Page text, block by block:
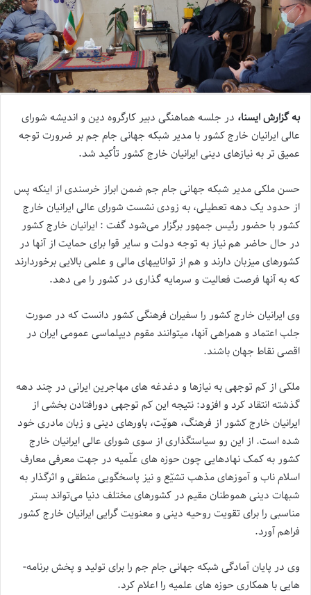
به گزارش ایسنا، در جلسه هماهنگی دبیر کارگروه دین و اندیشه شورای
عالی ایرانیان خارج کشور با مدیر شبکه جهانی جام­ جم بر ضرورت توجه
عمیق­ تر به نیازهای دینی ایرانیان خارج کشور تأکید شد.
حسن ملکی مدیر شبکه جهانی جام ­جم ضمن ابراز خرسندی از اینکه پس
از حدود یک دهه تعطیلی، به زودی نشست شورای عالی ایرانیان خارج
کشور با حضور رئیس جمهور برگزار می‌­شود گفت : ایرانیان خارج کشور
در حال حاضر هم نیاز به توجه دولت و سایر قوا برای حمایت از آنها در
کشورهای میزبان دارند و هم از توانایی­های مالی و علمی بالایی برخوردارند
که به آنها فرصت فعالیت و سرمایه گذاری در کشور را می دهد.
وی ایرانیان خارج کشور را سفیران فرهنگی کشور دانست که در صورت
جلب اعتماد و همراهی آنها، می­توانند مقوم دیپلماسی عمومی ایران در
اقصی نقاط جهان باشند.
ملکی از کم­ توجهی به نیازها و دغدغه­ های مهاجرین ایرانی در چند دهه
گذشته انتقاد کرد و افزود: نتیجه این کم توجهی دور­افتادن بخشی از
ایرانیان خارج کشور از فرهنگ، هویّت، باورهای دینی و زبان مادری خود
شده است. از این رو سیاستگذاری از سوی شورای عالی ایرانیان خارج
کشور به کمک نهادهایی چون حوزه ­های علّمیه در جهت معرفی معارف
اسلام ناب و آموزهای مذهب تشیّع و نیز پاسخگویی منطقی و اثرگذار به
شبهات دینی هم­وطنان مقیم در کشورهای مختلف دنیا می­‌تواند بستر
مناسبی را برای تقویت روحیه دینی و معنویت ­گرایی ایرانیان خارج کشور
فراهم آورد.
وی در پایان آمادگی شبکه جهانی جام ­جم را برای تولید و پخش برنامه­
هایی با همکاری حوزه های علمیه را اعلام کرد.